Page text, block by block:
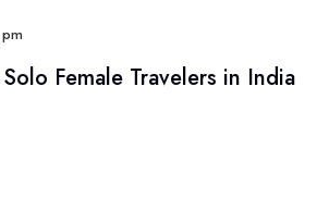
Female Travelers in India